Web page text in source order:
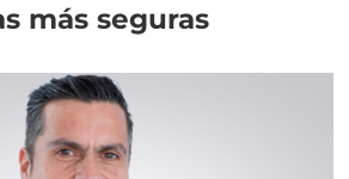
más seguras